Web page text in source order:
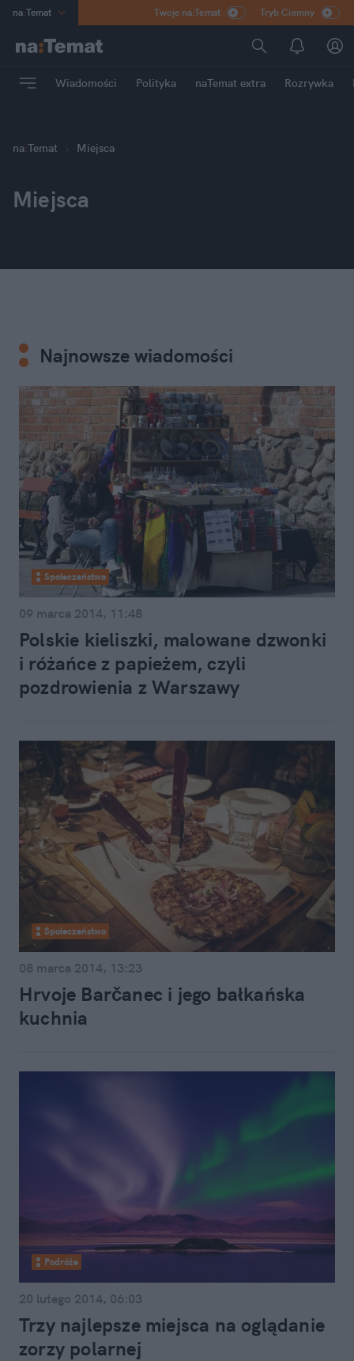
na:Temat
Poland
mama
Rozrywka
Twoje na:Temat Tryb Ciemny
Wiadomości Polityka naTemat extra Rozrywka
na:Temat Miejsca
Miejsca
Najnowsze wiadomości
Społeczeństwo
09 marca 2014, 11:48
Polskie kieliszki, malowane dzwonki
i różańce z papieżem, czyli
pozdrowienia z Warszawy
Społeczeństwo
08 marca 2014, 13:23
Hrvoje Barčanec i jego bałkańska
kuchnia
Podróże
20 lutego 2014, 06:03
Trzy najlepsze miejsca na oglądanie
zorzy polarnej